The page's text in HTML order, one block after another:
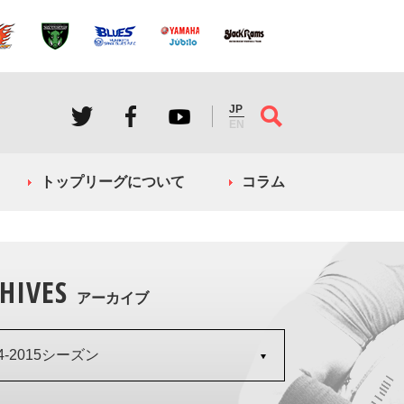
JP
EN
トップリーグについて コラム
アーカイブ
2015シーズン